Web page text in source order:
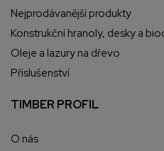
Nejprodávanější produkty
Konstrukční hranoly, desky a
Oleje a lazury na dřevo
Příslušenství
TIMBER PROFIL
O nás